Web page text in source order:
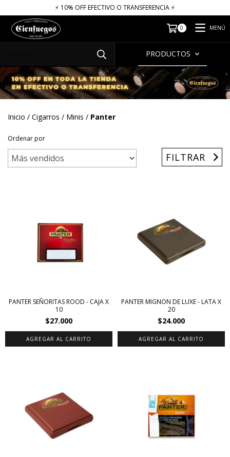
⚡​​​ 10% OFF EFECTIVO O TRANSFERENCIA ⚡​
0 MENÚ
PRODUCTOS
Inicio / Cigarros / Minis / Panter
Ordenar por
FILTRAR
PANTER SEÑORITAS ROOD - CAJA X
10
$27.000
PANTER MIGNON DE LUXE - LATA X
20
$24.000